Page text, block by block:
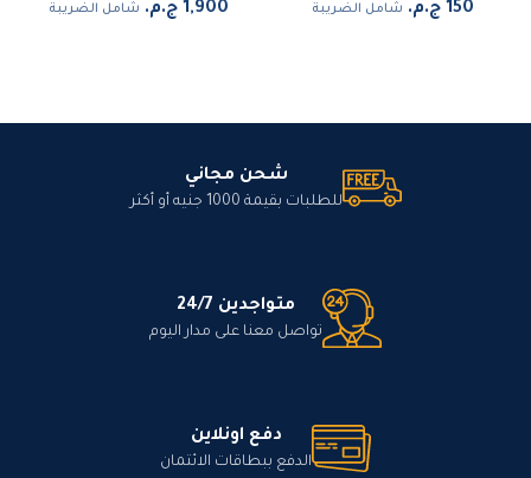
شامل الضريبة شامل الضريبة
شحن مجاني
للطلبات بقيمة 1000 جنيه أو أكثر
متواجدين 24/7
تواصل معنا على مدار اليوم
دفع اونلاين
الدفع ببطاقات الائتمان